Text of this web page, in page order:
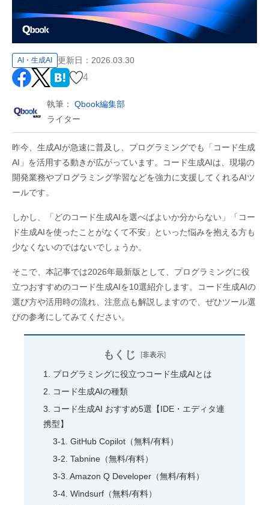
AI・生成AI 更新日： 2026.03.30
4
執筆： Qbook編集部
ライター
昨今、生成AIが急速に普及し、プログラミングでも「コード生成
AI」を活用する動きが広がっています。コード生成AIは、現場の
開発業務やプログラミング学習などを強力に支援してくれるAIツ
ールです。
しかし、「どのコード生成AIを選べばよいか分からない」「コー
ド生成AIを使ったことがなくて不安」といった悩みを抱える方も
少なくないのではないでしょうか。
そこで、本記事では2026年最新版として、プログラミングに役
立つおすすめのコード生成AIを10選紹介します。コード生成AIの
選び方や活用時の流れ、注意点も解説しますので、ぜひツール選
びの参考にしてみてください。
もくじ [非表示]
プログラミングに役立つコード生成AIとは
コード生成AIの種類
コード生成AI おすすめ5選【IDE・エディタ連
携型】
GitHub Copilot（無料/有料）
Tabnine（無料/有料）
Amazon Q Developer（無料/有料）
Windsurf（無料/有料）